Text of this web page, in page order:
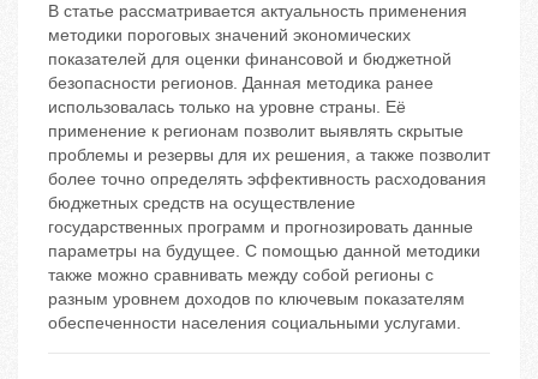
В статье рассматривается актуальность применения
методики пороговых значений экономических
показателей для оценки финансовой и бюджетной
безопасности регионов. Данная методика ранее
использовалась только на уровне страны. Её
применение к регионам позволит выявлять скрытые
проблемы и резервы для их решения, а также позволит
более точно определять эффективность расходования
бюджетных средств на осуществление
государственных программ и прогнозировать данные
параметры на будущее. С помощью данной методики
также можно сравнивать между собой регионы с
разным уровнем доходов по ключевым показателям
обеспеченности населения социальными услугами.